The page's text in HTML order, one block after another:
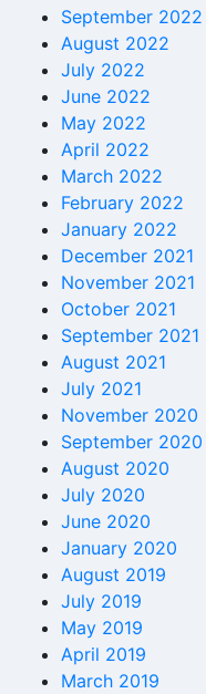
September 2022
August 2022
July 2022
June 2022
May 2022
April 2022
March 2022
February 2022
January 2022
December 2021
November 2021
October 2021
September 2021
August 2021
July 2021
November 2020
September 2020
August 2020
July 2020
June 2020
January 2020
August 2019
July 2019
May 2019
April 2019
March 2019